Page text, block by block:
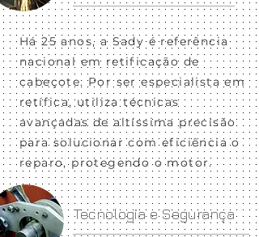
Há 25 anos, a Sady é referência
nacional em retificação de
cabeçote. Por ser especialista em
retífica, utiliza técnicas
avançadas de altíssima precisão
para solucionar com eficiência o
reparo, protegendo o motor.
Tecnologia e Segurança